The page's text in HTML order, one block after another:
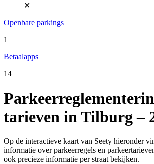
✕
Openbare parkings
1
Betaalapps
14
tarieven in Tilburg –
Op de interactieve kaart van Seety hieronder
informatie over parkeerregels en
ook precieze informatie per straat bekijken.